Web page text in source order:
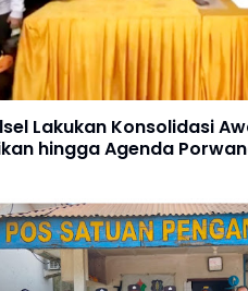
Lakukan Konsolidasi
hingga Agenda